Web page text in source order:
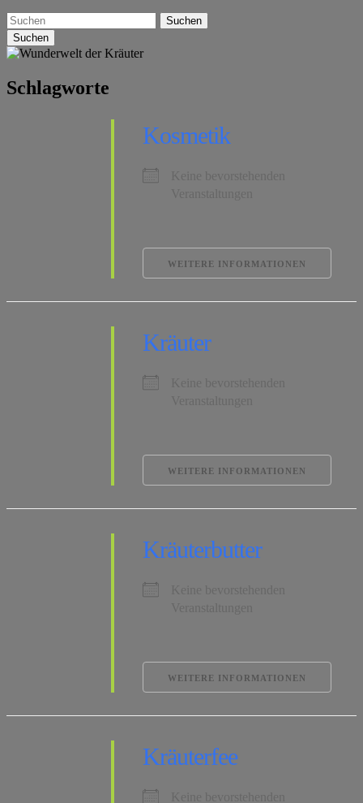
Suchen
Schlagworte
Kosmetik
WEITERE INFORMATIONEN
Kräuter
WEITERE INFORMATIONEN
Kräuterbutter
WEITERE INFORMATIONEN
Kräuterfee